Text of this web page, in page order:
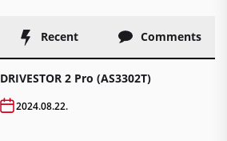
Recent Comments
DRIVESTOR 2 Pro (AS3302T)
2024.08.22.